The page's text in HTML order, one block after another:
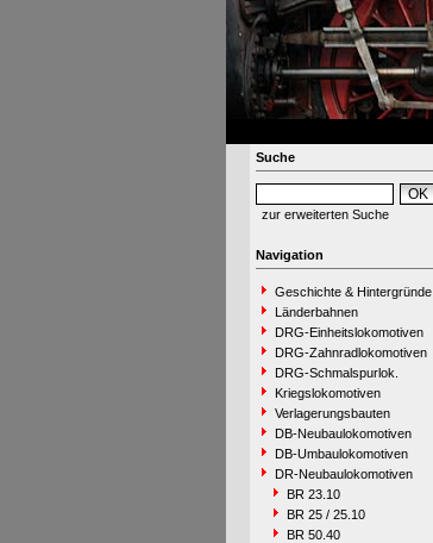
Suche
zur erweiterten Suche
Navigation
Geschichte & Hintergründe
Länderbahnen
DRG-Einheitslokomotiven
DRG-Zahnradlokomotiven
DRG-Schmalspurlok.
Kriegslokomotiven
Verlagerungsbauten
DB-Neubaulokomotiven
DB-Umbaulokomotiven
DR-Neubaulokomotiven
BR 23.10
BR 25 / 25.10
BR 50.40